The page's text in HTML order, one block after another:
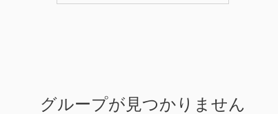
グループが見つかりません